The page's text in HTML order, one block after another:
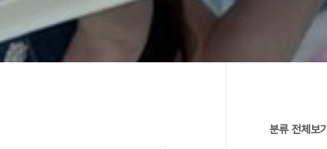
분류 전체보기